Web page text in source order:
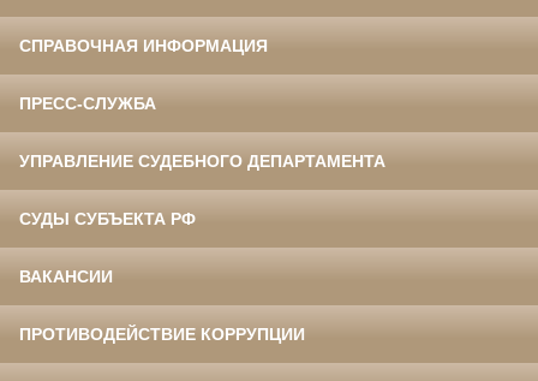
СПРАВОЧНАЯ ИНФОРМАЦИЯ
ПРЕСС-СЛУЖБА
УПРАВЛЕНИЕ СУДЕБНОГО ДЕПАРТАМЕНТА
СУДЫ СУБЪЕКТА РФ
ВАКАНСИИ
ПРОТИВОДЕЙСТВИЕ КОРРУПЦИИ